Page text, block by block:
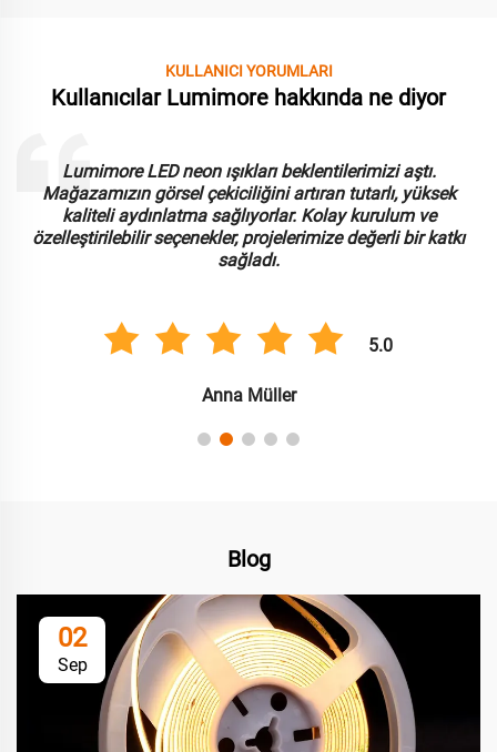
KULLANICI YORUMLARI
Kullanıcılar Lumimore hakkında ne diyor
Lumimore LED neon ışıkları beklentilerimizi aştı.
Mağazamızın görsel çekiciliğini artıran tutarlı, yüksek
kaliteli aydınlatma sağlıyorlar. Kolay kurulum ve
özelleştirilebilir seçenekler, projelerimize değerli bir katkı
sağladı.
5.0
Anna Müller
Blog
02
Sep